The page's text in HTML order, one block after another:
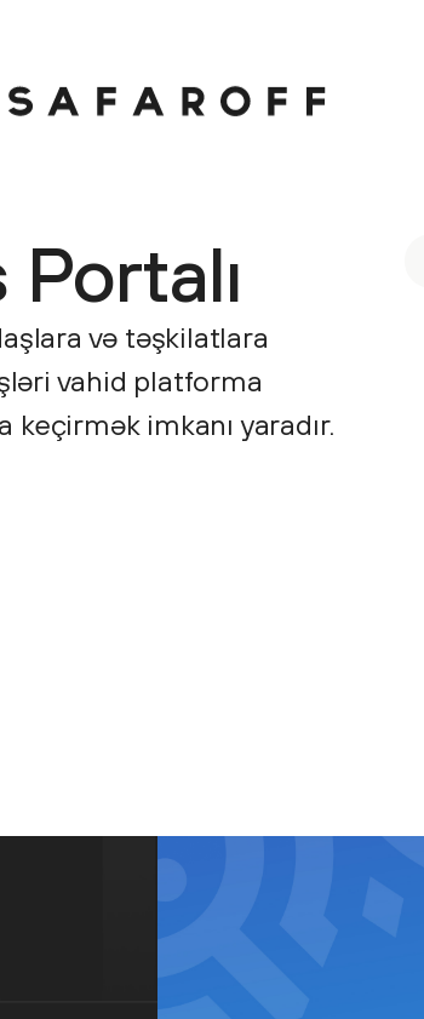
və təşkilatlara
vahid platforma
imkanı yaradır.